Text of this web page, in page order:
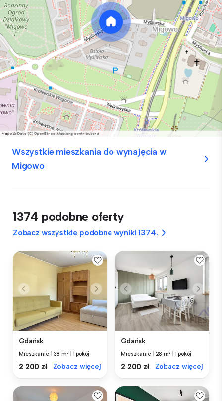
Wszystkie mieszkania do wynajęcia w
Migowo
1374 podobne oferty
Zobacz wszystkie podobne wyniki 1374.
Gdańsk
Mieszkanie 38 m² 1 pokój
2 200 zł Zobacz więcej
Gdańsk
Mieszkanie 28 m² 1 pokój
2 200 zł Zobacz więcej